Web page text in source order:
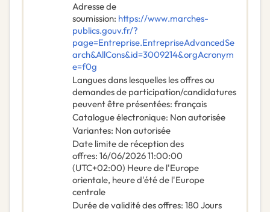
Adresse de
soumission: https://www.marches-
publics.gouv.fr/?
page=Entreprise.EntrepriseAdvancedSe
arch&AllCons&id=3009214&orgAcronym
e=f0g
Langues dans lesquelles les offres ou
demandes de participation/candidatures
peuvent être présentées: français
Catalogue électronique: Non autorisée
Variantes: Non autorisée
Date limite de réception des
offres: 16/06/202611:00:00
(UTC+02:00) Heure de l'Europe
orientale, heure d'été de l'Europe
centrale
Durée de validité des offres: 180 Jours